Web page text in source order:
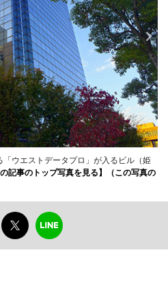
「ウエストデータプロ」が入るビル（姫
の記事のトップ写真を見る】
（この写真の